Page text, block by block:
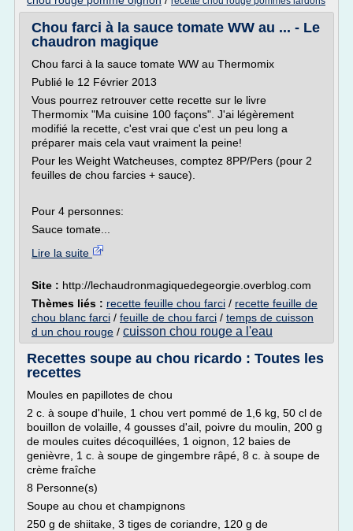
Chou farci à la sauce tomate WW au ... - Le
chaudron magique
Chou farci à la sauce tomate WW au Thermomix
Publié le 12 Février 2013
Vous pourrez retrouver cette recette sur le livre
Thermomix "Ma cuisine 100 façons". J'ai légèrement
modifié la recette, c'est vrai que c'est un peu long a
préparer mais cela vaut vraiment la peine!
Pour les Weight Watcheuses, comptez 8PP/Pers (pour 2
feuilles de chou farcies + sauce).
Pour 4 personnes:
Sauce tomate...
Lire la suite
Site : http://lechaudronmagiquedegeorgie.overblog.com
Thèmes liés : recette feuille chou farci / recette feuille de
chou blanc farci / feuille de chou farci / temps de cuisson
d un chou rouge / cuisson chou rouge a l'eau
Recettes soupe au chou ricardo : Toutes les
recettes
Moules en papillotes de chou
2 c. à soupe d'huile, 1 chou vert pommé de 1,6 kg, 50 cl de
bouillon de volaille, 4 gousses d'ail, poivre du moulin, 200 g
de moules cuites décoquillées, 1 oignon, 12 baies de
genièvre, 1 c. à soupe de gingembre râpé, 8 c. à soupe de
crème fraîche
8 Personne(s)
Soupe au chou et champignons
250 g de shiitake, 3 tiges de coriandre, 120 g de